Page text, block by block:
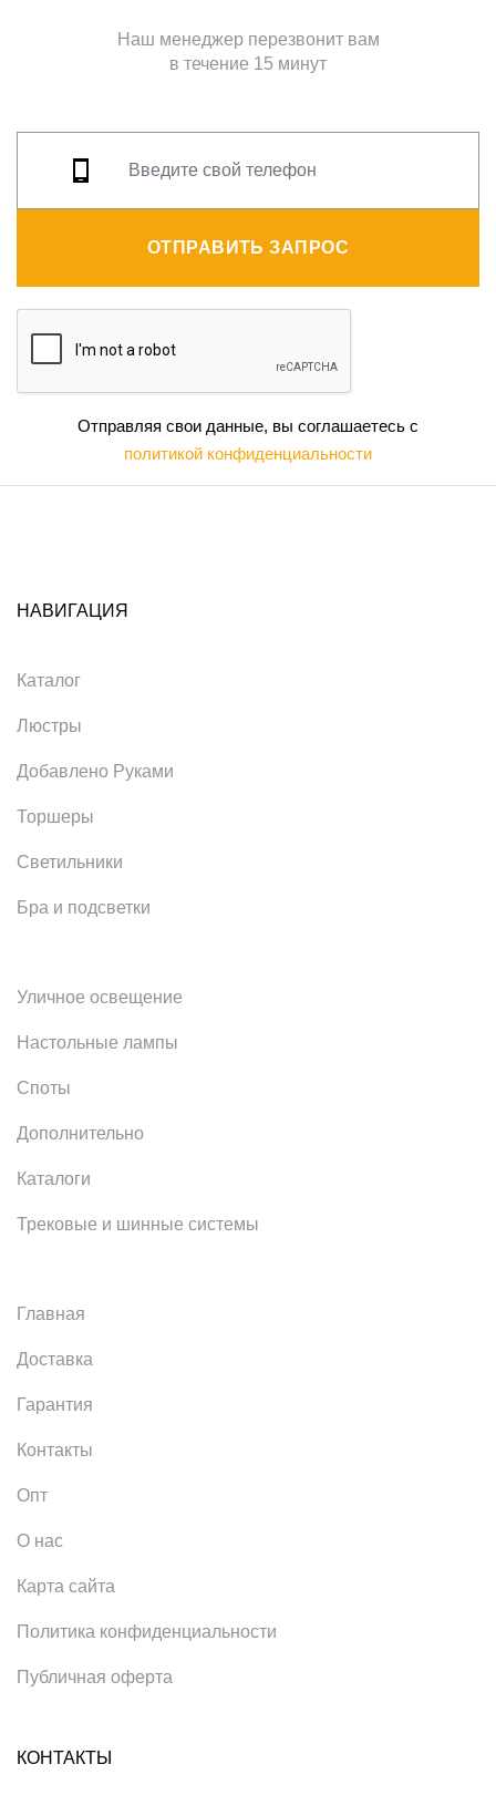
Наш менеджер перезвонит вам
в течение 15 минут
ОТПРАВИТЬ ЗАПРОС
Отправляя свои данные, вы соглашаетесь с
политикой конфиденциальности
НАВИГАЦИЯ
Каталог
Люстры
Добавлено Руками
Торшеры
Светильники
Бра и подсветки
Уличное освещение
Настольные лампы
Споты
Дополнительно
Каталоги
Трековые и шинные системы
Главная
Доставка
Гарантия
Контакты
Опт
О нас
Карта сайта
Политика конфиденциальности
Публичная оферта
КОНТАКТЫ